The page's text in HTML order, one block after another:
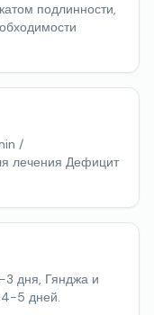
подлинности,
/
лечения Дефицит
3 дня, Гянджа и
4-5 дней.